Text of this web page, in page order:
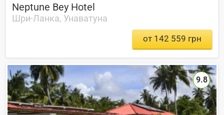
Neptune Bey Hotel
Шри-Ланка, Унаватуна
от 142 559 грн
9.8